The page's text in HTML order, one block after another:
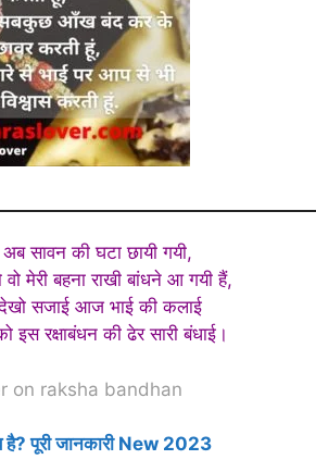
सावन की घटा छायी गयी,
मेरी बहना राखी बांधने आ गयी हैं,
सजाई आज भाई की कलाई
इस रक्षाबंधन की ढेर सारी बंधाई।
on raksha bandhan
पूरी जानकारी New 2023